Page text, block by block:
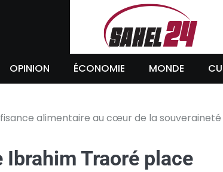
OPINION ÉCONOMIE MONDE
alimentaire au cœur de la souveraineté
Ibrahim Traoré place